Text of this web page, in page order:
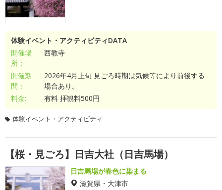
体験イベント・アクティビティDATA
開催場
所：
西教寺
開催期
間：
2026年4月上旬 見ごろ時期は気候等により前後する
場合あり。
料金:
有料 拝観料500円
体験イベント・アクティビティ
【桜・見ごろ】日吉大社（日吉馬場）
日吉馬場が春色に染まる
滋賀県・大津市